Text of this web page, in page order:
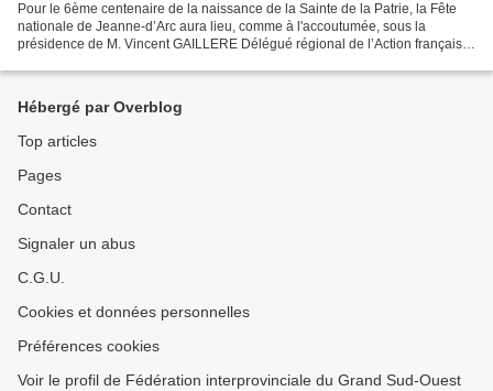
Pour le 6ème centenaire de la naissance de la Sainte de la Patrie, la Fête
nationale de Jeanne-d’Arc aura lieu, comme à l'accoutumée, sous la
présidence de M. Vincent GAILLERE Délégué régional de l’Action française
Hébergé par Overblog
Top articles
Pages
Contact
Signaler un abus
C.G.U.
Cookies et données personnelles
Préférences cookies
Voir le profil de Fédération interprovinciale du Grand Sud-Ouest